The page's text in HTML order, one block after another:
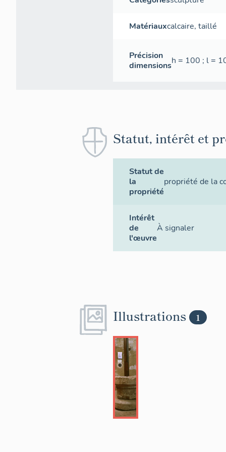
Matériauxcalcaire, taillé
Précision
dimensionsh = 100 ; l =
Statut, intérêt et
Statut de
la
propriété
propriété de la
Intérêt
de
l'œuvre
À signaler
Illustrations 1